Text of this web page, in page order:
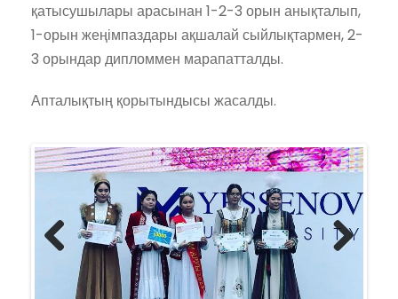
қатысушылары арасынан 1-2-3 орын анықталып,
1-орын жеңімпаздары ақшалай сыйлықтармен, 2-
3 орындар дипломмен марапатталды.
Апталықтың қорытындысы жасалды.